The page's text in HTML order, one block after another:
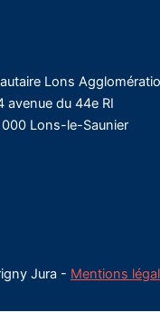
Lons
avenue du 44e RI
Lons-le-Saunier
Jura - Mentions